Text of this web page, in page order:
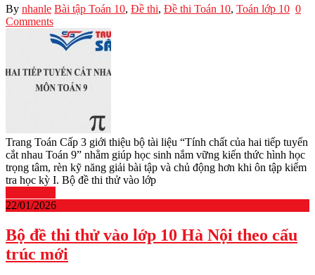
By nhanle Bài tập Toán 10, Đề thi, Đề thi Toán 10, Toán lớp 10 0
Comments
Trang Toán Cấp 3 giới thiệu bộ tài liệu “Tính chất của hai tiếp tuyến
cắt nhau Toán 9” nhằm giúp học sinh nắm vững kiến thức hình học
trọng tâm, rèn kỹ năng giải bài tập và chủ động hơn khi ôn tập kiểm
tra học kỳ I. Bộ đề thi thử vào lớp
22/01/2026
Bộ đề thi thử vào lớp 10 Hà Nội theo cấu
trúc mới